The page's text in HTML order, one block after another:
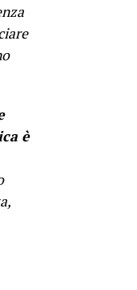
è